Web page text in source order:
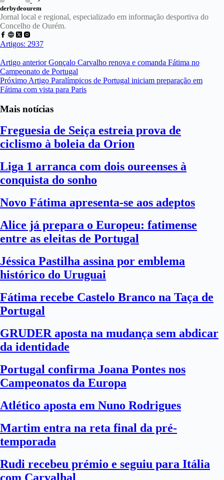
derbydeourem
Jornal local e regional, especializado em informação desportiva do
Concelho de Ourém.
Artigos: 2937
Artigo anteriorGonçalo Carvalho renova e comanda Fátima no
Campeonato de Portugal
Próximo Artigo Paralímpicos de Portugal iniciam preparação em
Fátima com vista para Paris
Mais notícias
Freguesia de Seiça estreia prova de
ciclismo à boleia da Orion
Liga 1 arranca com dois oureenses à
conquista do sonho
Novo Fátima apresenta-se aos adeptos
Alice já prepara o Europeu: fatimense
entre as eleitas de Portugal
Jéssica Pastilha assina por emblema
histórico do Uruguai
Fátima recebe Castelo Branco na Taça de
Portugal
GRUDER aposta na mudança sem abdicar
da identidade
Portugal confirma Joana Pontes nos
Campeonatos da Europa
Atlético aposta em Nuno Rodrigues
Martim entra na reta final da pré-
temporada
Rudi recebeu prémio e seguiu para Itália